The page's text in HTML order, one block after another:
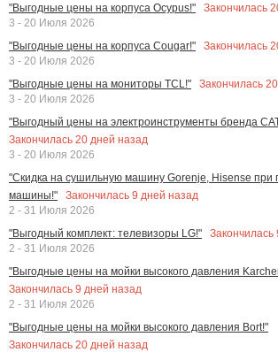
"Выгодные цены на корпуса Ocypus!"
Закончилась
3 - 20 Июля 2026
"Выгодные цены на корпуса Cougar!"
Закончилась
3 - 20 Июля 2026
"Выгодные цены на мониторы TCL!"
Закончилась 20
3 - 20 Июля 2026
"Выгодный цены на электроинструменты бренда
Закончилась 20 дней назад
3 - 20 Июля 2026
"Скидка на сушильную машину Gorenje, Hisense при
машины!"
Закончилась 9 дней назад
2 - 31 Июля 2026
"Выгодный комплект: телевизоры LG!"
Закончилась
2 - 31 Июля 2026
"Выгодные цены на мойки высокого давления
Закончилась 9 дней назад
2 - 31 Июля 2026
"Выгодные цены на мойки высокого давления Bort!"
Закончилась 20 дней назад